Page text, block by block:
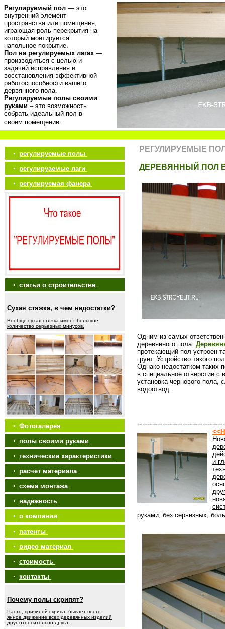
Регулируемый пол — это
внутренний элемент
пространства или помещения,
играющая роль перекрытия на
который монтируется
напольное покрытие.
Пол на регулируемых лагах —
производиться с целью и
задачей исправления и
восстановления эффективной
работоспособности вашего
дервянного пола.
Регулируемые полы своими
руками – это возможность
собрать идеальный пол в
своем помещении.
• регулируемые полы
• регулируаемые лаги
• регулируемая фанера
• статьи о строительстве
Сухая стяжка, в чем недостатки?
Вообще сухая стяжка имеет большое
количество серьезных минусов.
• Фотогалерея
• полы своими руками
• технические характеристики
• расчет материала
• схема монтажа
• надежность
• о компании
• патенты
• видео материал
• стоимость
• контакты
Почему полы скрипят?
Часто, причиной скрипа, бывает посто-
янное движение всех деревянных изделий
друг относительно друга.
РЕГУЛИРУЕМЫЕ
ДЕРЕВЯННЫЙ ПОЛ
Одним из самых
деревянного пола.
протекающий пол устроен
грунт. Устройство такого
Однако недостатком таких
в специальное отверстие с
установка чернового пола,
водоотвод.
и
руками, без серьезных,